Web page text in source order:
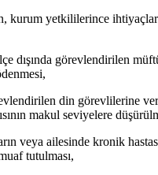
kurum yetkililerince
dışında görevlendirilen
din görevlilerine
makul seviyelere
veya ailesinde kronik
tutulması,